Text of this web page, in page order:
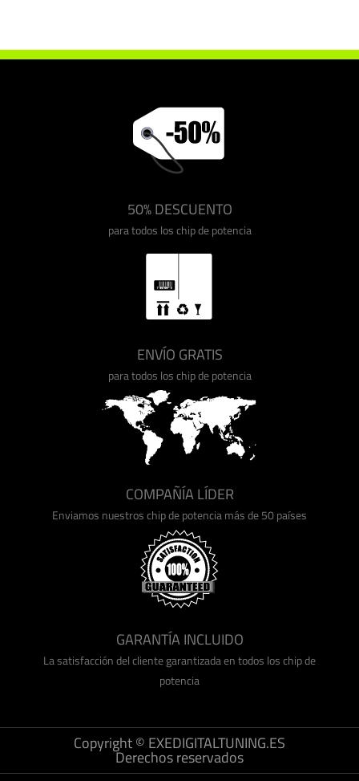
50% DESCUENTO
para todos los chip de potencia
ENVÍO GRATIS
para todos los chip de potencia
COMPAÑÍA LÍDER
Enviamos nuestros chip de potencia más de 50 países
GARANTÍA INCLUIDO
La satisfacción del cliente garantizada en todos los chip de
potencia
Copyright © EXEDIGITALTUNING.ES
Derechos reservados